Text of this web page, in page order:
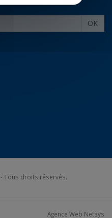
OK
- Tous droits réservés.
Agence Web Netsys